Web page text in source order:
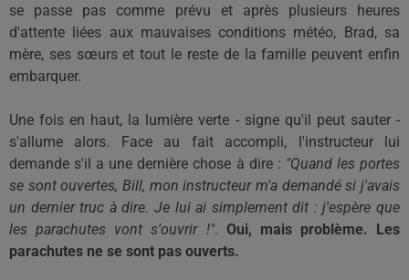
se passe pas comme prévu et après plusieurs heures
d'attente liées aux mauvaises conditions météo, Brad, sa
mère, ses sœurs et tout le reste de la famille peuvent enfin
embarquer.
Une fois en haut, la lumière verte - signe qu'il peut sauter -
s'allume alors.
Face au fait accompli, l'instructeur lui
demande s'il a une dernière chose à dire : "Quand les portes
se sont ouvertes, Bill, mon instructeur m'a demandé si j'avais
un dernier truc à dire. Je lui ai simplement dit : j'espère que
les parachutes vont s'ouvrir !". Oui, mais problème. Les
parachutes ne se sont pas ouverts.